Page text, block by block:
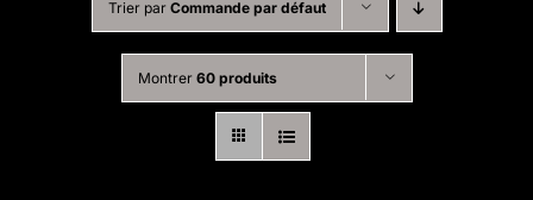
Trier par Commande par défaut
Montrer 60 produits